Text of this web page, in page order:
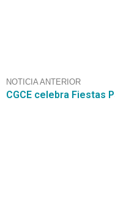
NOTICIA ANTERIOR